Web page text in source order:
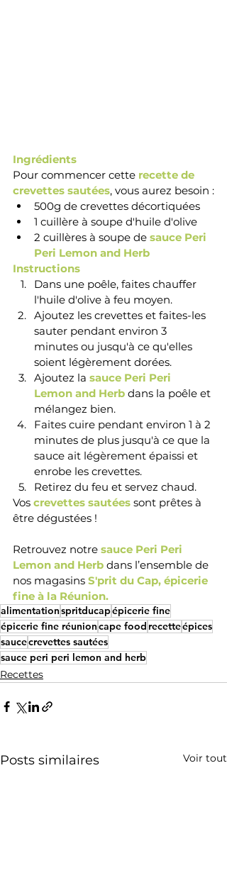
Ingrédients
Pour commencer cette recette de
crevettes sautées, vous aurez besoin :
500g de crevettes décortiquées
1 cuillère à soupe d'huile d'olive
2 cuillères à soupe de sauce Peri
Peri Lemon and Herb
Instructions
Dans une poêle, faites chauffer
l'huile d'olive à feu moyen.
Ajoutez les crevettes et faites-les
sauter pendant environ 3
minutes ou jusqu'à ce qu'elles
soient légèrement dorées.
Ajoutez la sauce Peri Peri
Lemon and Herb dans la poêle et
mélangez bien.
Faites cuire pendant environ 1 à 2
minutes de plus jusqu'à ce que la
sauce ait légèrement épaissi et
enrobe les crevettes.
Retirez du feu et servez chaud.
Vos crevettes sautées sont prêtes à
être dégustées !
Retrouvez notre sauce Peri Peri
Lemon and Herb dans l’ensemble de
nos magasins S'prit du Cap, épicerie
fine à la Réunion.
alimentationspritducapépicerie fine
épicerie fine réunioncape food recetteépices
saucecrevettes sautées
sauce peri peri lemon and herb
Recettes
Posts similaires Voir tout